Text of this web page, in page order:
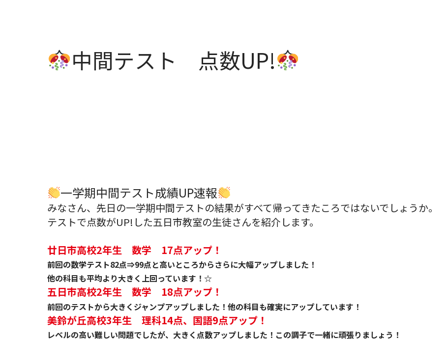
中間テスト 点数UP!
一学期中間テスト成績UP速報
みなさん、先日の一学期中間テストの結果がすべて帰ってきたころではないでしょうか。
テストで点数がUP!した五日市教室の生徒さんを紹介します。
廿日市高校2年生 数学 17点アップ！
前回の数学テスト82点⇒99点と高いところからさらに大幅アップしました！
他の科目も平均より大きく上回っています！☆
五日市高校2年生 数学 18点アップ！
前回のテストから大きくジャンプアップしました！ 他の科目も確実にアップしています！
美鈴が丘高校3年生 理科14点、国語9点アップ！
レベルの高い難しい問題でしたが、大きく点数アップしました！この調子で一緒に頑張りましょう！